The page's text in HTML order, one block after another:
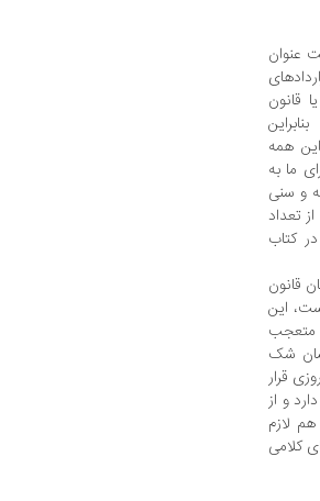
عنوان
قانون
همه
ما به
و سنی
دارد که از تعداد
کتاب
قانون
این
متعجب
شک
قرار
و از
لازم
کلامی